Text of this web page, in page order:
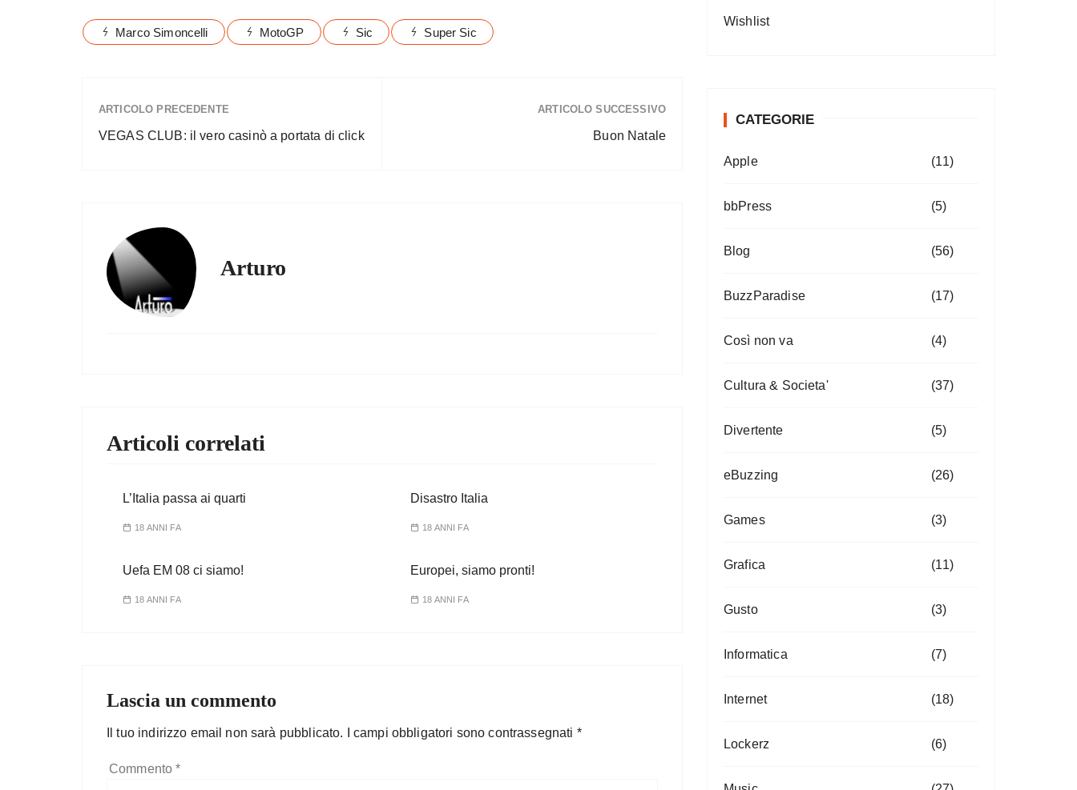
Marco Simoncelli MotoGP Sic Super Sic
ARTICOLO PRECEDENTE
VEGAS CLUB: il vero casinò a portata di click
ARTICOLO SUCCESSIVO
Buon Natale
Arturo
Articoli correlati
L’Italia passa ai quarti
18 ANNI FA
Disastro Italia
18 ANNI FA
Uefa EM 08 ci siamo!
18 ANNI FA
Europei, siamo pronti!
18 ANNI FA
Lascia un commento
Il tuo indirizzo email non sarà pubblicato. I campi obbligatori sono contrassegnati *
Commento*
Wishlist
CATEGORIE
Apple (11)
bbPress (5)
Blog (56)
BuzzParadise (17)
Così non va (4)
Cultura & Societa' (37)
Divertente (5)
eBuzzing (26)
Games (3)
Grafica (11)
Gusto (3)
Informatica (7)
Internet (18)
Lockerz (6)